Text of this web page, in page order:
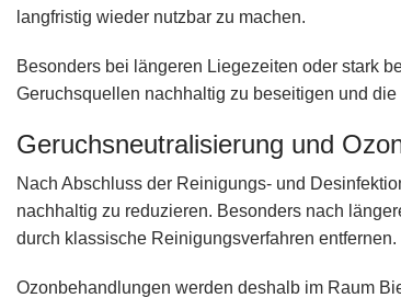
langfristig wieder nutzbar zu machen.
Besonders bei längeren Liegezeiten oder stark
Geruchsquellen nachhaltig zu beseitigen und
Geruchsneutralisierung und
Nach Abschluss der Reinigungs- und
nachhaltig zu reduzieren. Besonders nach
durch klassische Reinigungsverfahren entfernen.
Ozonbehandlungen werden deshalb im Raum